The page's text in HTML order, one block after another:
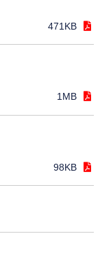
471KB
1MB
98KB